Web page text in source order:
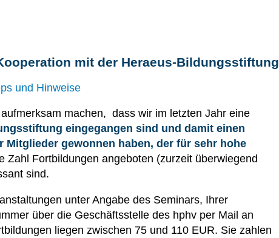
mit der Heraeus-Bildungsstiftung
und Hinweise
machen, dass wir im letzten Jahr eine
eingegangen sind und damit einen
gewonnen haben, der für sehr hohe
Zahl Fortbildungen angeboten (zurzeit überwiegend
sind.
unter Angabe des Seminars, Ihrer
über die Geschäftsstelle des hphv per Mail an
liegen zwischen 75 und 110 EUR. Sie zahlen